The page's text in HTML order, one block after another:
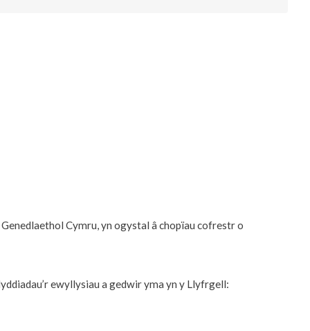
Cymru, yn ogystal â chopïau cofrestr o
ewyllysiau a gedwir yma yn y Llyfrgell: